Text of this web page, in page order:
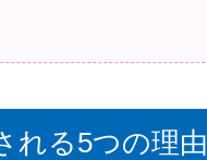
れる5つの理由